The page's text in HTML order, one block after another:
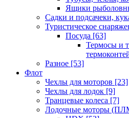
Ящики
Садки и подсачеки,
Туристическое
Посуда [63]
Термосы и
Разное [53]
Флот
Чехлы для моторов [23]
Чехлы для лодок [9]
Транцевые колеса [7]
Лодочные моторы